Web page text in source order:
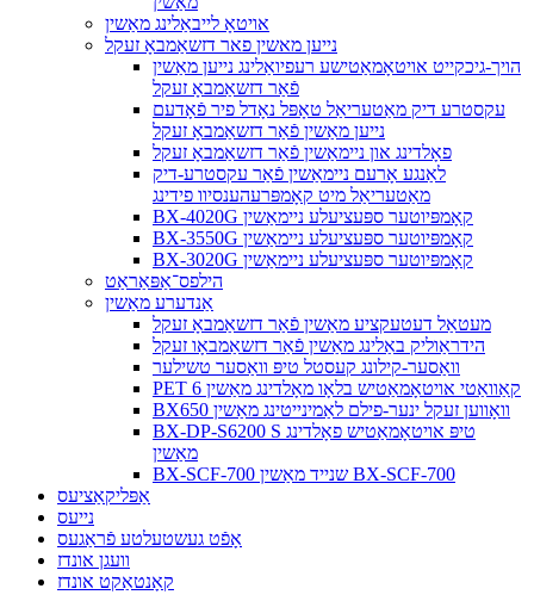
אויטאָ לייבאַלינג מאַשין
נייען מאשין פאר דזשאַמבאָ זעקל
הויך-גיכקייט אויטאָמאַטישע רעפיואַלינג נייען מאַשין
פֿאַר דזשאַמבאָ זעקל
עקסטרע דיק מאַטעריאַל טאָפּל נאָדל פיר פֿאָדעם
נייען מאַשין פֿאַר דזשאַמבאָ זעקל
פאָלדינג און ניימאַשין פֿאַר דזשאַמבאָ זעקל
לאַנגע אָרעם ניימאַשין פֿאַר עקסטרע-דיק
מאַטעריאַל מיט קאָמפּרעהענסיוו פידינג
BX-4020G קאָמפּיוטער ספּעציעלע ניימאַשין
BX-3550G קאָמפּיוטער ספּעציעלע ניימאַשין
BX-3020G קאָמפּיוטער ספּעציעלע ניימאַשין
הילפס־אַפּאַראַט
אַנדערע מאַשין
מעטאַל דעטעקציע מאַשין פֿאַר דזשאַמבאָ זעקל
הידראַוליק באַלינג מאַשין פֿאַר דזשאַמבאָו זעקל
וואַסער-קילונג קעסטל טיפּ וואַסער טשילער
PET 6 קאַוואַטי אויטאָמאַטיש בלאָו מאָלדינג מאַשין
BX650 וואָווען זעקל ינער-פילם לאַמינייטינג מאַשין
BX-DP-S6200 S טיפּ אויטאָמאַטיש פאָלדינג
מאַשין
BX-SCF-700 שנייד מאַשין BX-SCF-700
אַפּליקאַציעס
נייעס
אָפֿט געשטעלטע פֿראַגעס
וועגן אונדז
קאָנטאַקט אונדז